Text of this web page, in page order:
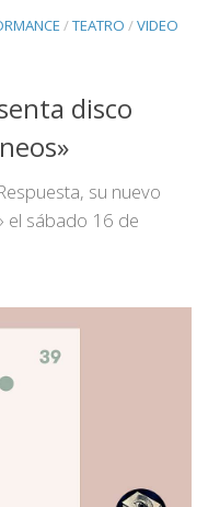
/TEATRO /VIDEO
disco
su nuevo
el sábado 16 de